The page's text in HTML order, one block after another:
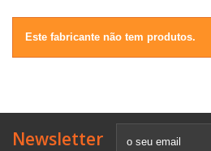
Este fabricante não tem produtos.
Newsletter